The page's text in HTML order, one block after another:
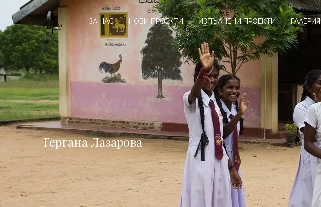
ЗА НАС НОВИ ПРОЕКТИ ИЗПЪЛНЕНИ ПРОЕКТИ ГАЛЕРИЯ
Гергана Лазарова